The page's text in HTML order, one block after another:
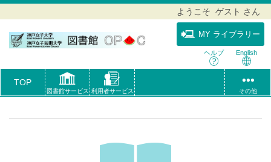
ようこそ ゲスト さん
MY ライブラリー
ヘルプ English
TOP
図書館サービス 利用者サービス その他